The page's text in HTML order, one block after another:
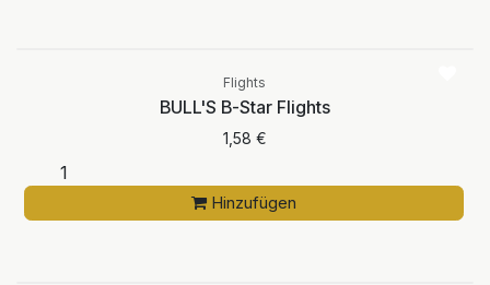
Flights
BULL'S B-Star Flights
1,58 €
Hinzufügen